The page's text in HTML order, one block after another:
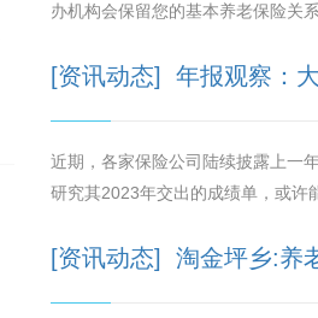
办机构会保留您的基本养老保险关
[资讯动态] 年报观察：
近期，各家保险公司陆续披露上一
研究其2023年交出的成绩单，或许
[资讯动态] 淘金坪乡:养